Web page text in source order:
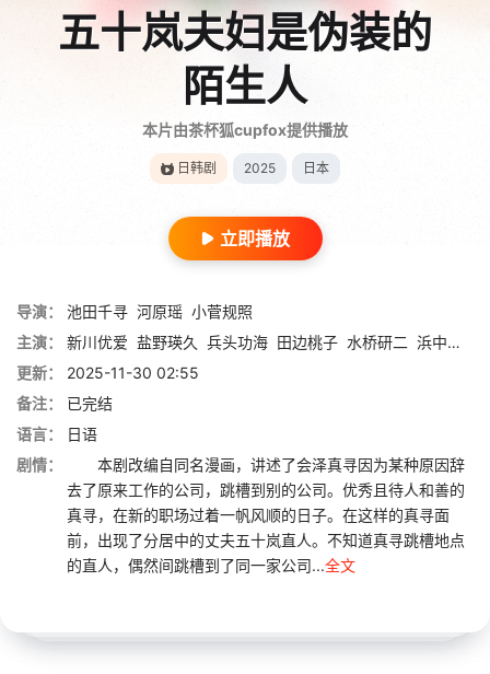
五十岚夫妇是伪装的
陌生人
本片由茶杯狐cupfox提供播放
日韩剧 2025 日本
立即播放
导演： 池田千寻 河原瑶 小菅规照
主演：
新川优爱 盐野瑛久 兵头功海 田边桃子 水桥研二 浜中文一
更新：
2025-11-30 02:55
备注：
已完结
语言：
日语
剧情：
本剧改编自同名漫画，讲述了会泽真寻因为某种原因辞
去了原来工作的公司，跳槽到别的公司。优秀且待人和善的
真寻，在新的职场过着一帆风顺的日子。在这样的真寻面
前，出现了分居中的丈夫五十岚直人。不知道真寻跳槽地点
的直人，偶然间跳槽到了同一家公司...全文